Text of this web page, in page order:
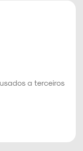
a terceiros